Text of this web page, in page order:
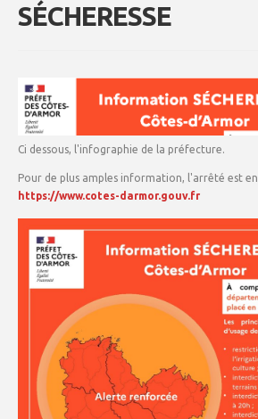
SÉCHERESSE
Ci dessous, l'infographie de la préfecture.
Pour de plus amples information, l'arrêté est en
https://www.cotes-darmor.gouv.fr